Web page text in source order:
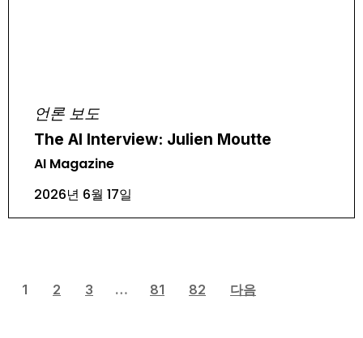
언론 보도
The AI Interview: Julien Moutte
AI Magazine
2026년 6월 17일
1 2 3 … 81 82 다음